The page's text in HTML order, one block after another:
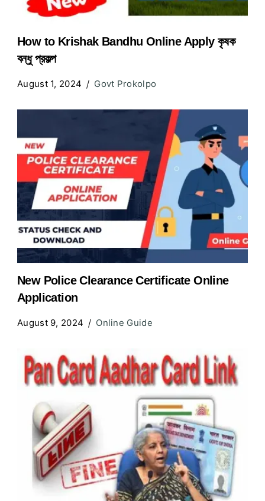
How to Krishak Bandhu Online Apply কৃষক
বন্ধু প্রকল্প
August 1, 2024 Govt Prokolpo
New Police Clearance Certificate Online
Application
August 9, 2024 Online Guide